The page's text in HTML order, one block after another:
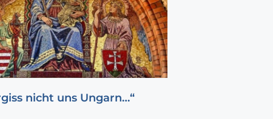
nicht uns Ungarn…“